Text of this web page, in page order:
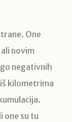
One
novim
negativnih
kilometrima
one su tu